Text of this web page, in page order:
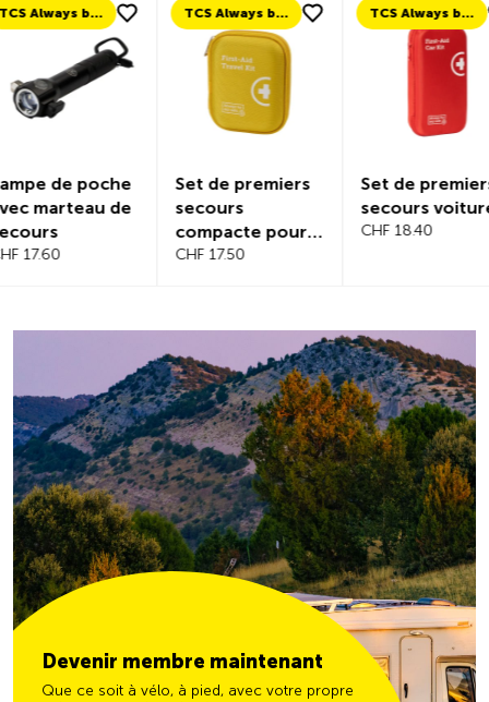
TCS Always by my side
Set de premiers
secours
compacte pour
voyage
CHF 17.50
TCS Always by my side
Set de premiers
secours voiture
CHF 18.40
pare-
Devenir membre maintenant
Que ce soit à vélo, à pied, avec votre propre